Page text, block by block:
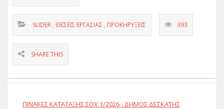
SLIDER , ΘΈΣΕΙΣ ΕΡΓΑΣΊΑΣ , ΠΡΟΚΗΡΎΞΕΙΣ 393
SHARE THIS
ΠΙΝΑΚΕΣ ΚΑΤΑΤΑΞΗΣ ΣΟΧ 1/2026 - ΔΗΜΟΣ ΔΕΣΚΑΤΗΣ